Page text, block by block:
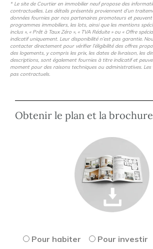
* Le site de Courtier en immobilier neuf propose des
contractuelles. Les détails présentés proviennent d’un
données fournies par nos partenaires promoteurs et
programmes immobiliers, les lots, ainsi que les mentions
inclus », « Prêt à Taux Zéro », « TVA Réduite » ou « Offre
indicatif uniquement. Leur disponibilité n’est pas garantie.
contacter directement pour vérifier l’éligibilité des offres
des logements, y compris les prix, les dates de livraison, les
descriptions, sont également fournies à titre indicatif et
moment pour des raisons techniques ou administratives. Les
pas contractuels.
Obtenir le plan et la
Pour habiter
Pour investir